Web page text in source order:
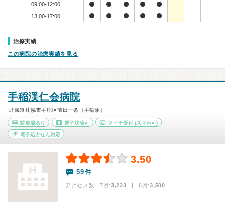
09:00-12:00
13:00-17:00
治療実績
この病院の治療実績を見る
手稲渓仁会病院
北海道札幌市手稲区前田一条（手稲駅）
駐車場あり 電子決済可 マイナ受付 (スマホ可)
電子処方せん対応
3.50
59件
アクセス数 7月:3,223 | 6月:3,500